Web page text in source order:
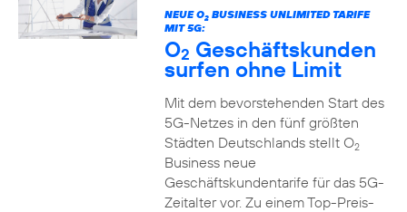
NEUE O2BUSINESS UNLIMITED TARIFE
MIT 5G:
O2 Geschäftskunden
surfen ohne Limit
Mit dem bevorstehenden Start des
5G-Netzes in den fünf größten
Städten Deutschlands stellt O2
Business neue
Geschäftskundentarife für das 5G-
Zeitalter vor. Zu einem Top-Preis-